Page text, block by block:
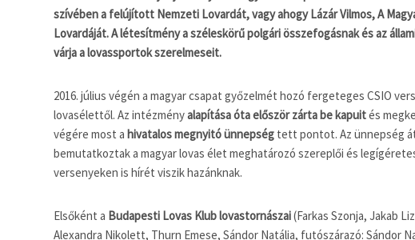
szívében a felújított Nemzeti Lovardát, vagy ahogy Lázár Vilmos, A
Lovardáját. A létesítmény a széleskörű polgári összefogásnak és az
várja a lovassportok szerelmeseit.
2016. július végén a magyar csapat győzelmét hozó fergeteges CSIO
lovasélettől. Az intézményalapítása óta először zárta be kapuités
végére most a hivatalos megnyitó ünnepség tett pontot. Az ünnepség
bemutatkoztak a magyar lovas élet meghatározó szereplői és
versenyeken is hírét viszik hazánknak.
Elsőként a Budapesti Lovas Klub lovastornászai(Farkas Szonja, Jakab
Alexandra Nikolett, Thurn Emese, Sándor Natália, futószárazó: Sándor